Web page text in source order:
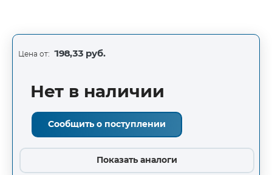
Цена от: 198,33 руб.
Нет в наличии
Сообщить о поступлении
Показать аналоги